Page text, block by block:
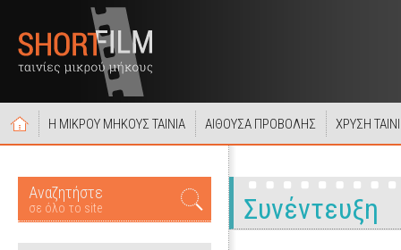
Η ΜΙΚΡΟΥ ΜΗΚΟΥΣ ΤΑΙΝΙΑ ΑΙΘΟΥΣΑ ΠΡΟΒΟΛΗΣ ΧΡΥΣΗ
Αναζητήστε
σε όλο το site Συνέντευξη